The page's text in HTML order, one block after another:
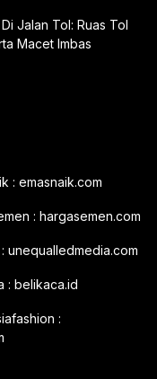
Jalan Tol: Ruas Tol
Macet Imbas
: emasnaik.com
: hargasemen.com
unequalledmedia.com
: belikaca.id
: